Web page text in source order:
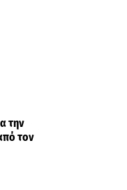
την
τον